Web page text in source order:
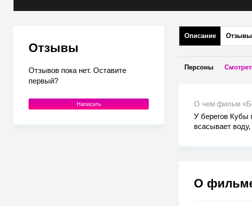
Отзывы
Отзывов пока нет. Оставите
первый?
Написать
Описание Отзывы
Персоны
О чем фильм
У берегов Кубы
всасывает
О